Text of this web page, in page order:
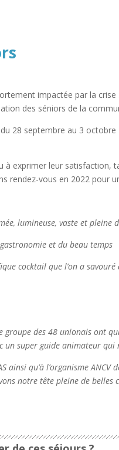
impactée par la
des séniors de la
du 28 septembre au 3
à exprimer leur satisfaction,
rendez-vous en 2022 pour
lumineuse, vaste et pleine
et du beau temps
cocktail que l’on a
groupe des 48 unionais ont
un super guide animateur
ainsi qu’à l’organisme
notre tête pleine de belles